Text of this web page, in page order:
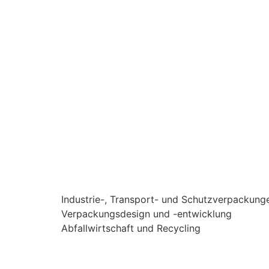
Industrie-, Transport- und
Verpackungsdesign und -entwicklung
Abfallwirtschaft und Recycling